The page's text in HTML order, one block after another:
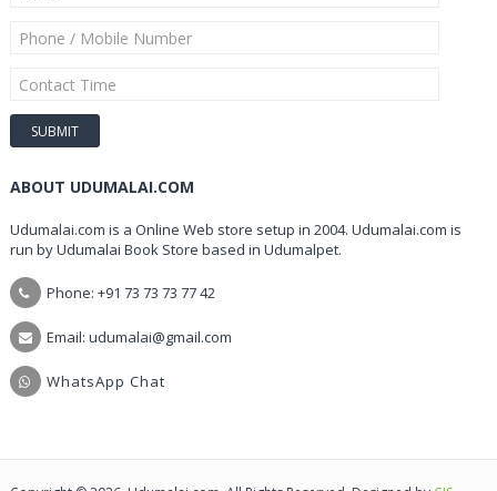
ABOUT UDUMALAI.COM
Udumalai.com is a Online Web store setup in 2004. Udumalai.com is
run by Udumalai Book Store based in Udumalpet.
Phone: +91 73 73 73 77 42
Email: udumalai@gmail.com
WhatsApp Chat